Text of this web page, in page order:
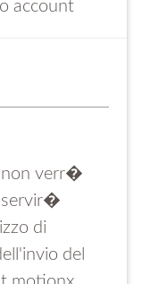
account
non verr�
servir�
di
del